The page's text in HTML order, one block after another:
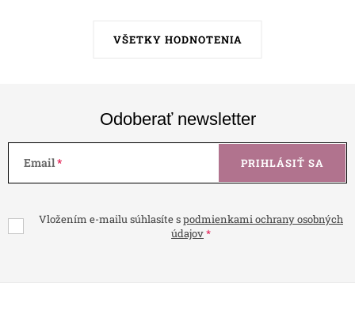
VŠETKY HODNOTENIA
Odoberať newsletter
Email
Vložením e-mailu súhlasíte spodmienkami ochrany osobných
údajov
PRIHLÁSIŤ SA